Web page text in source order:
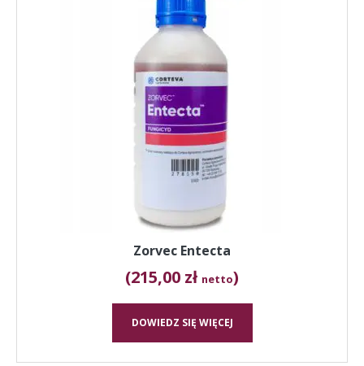
Zorvec Entecta
(215,00 zł netto)
DOWIEDZ SIĘ WIĘCEJ